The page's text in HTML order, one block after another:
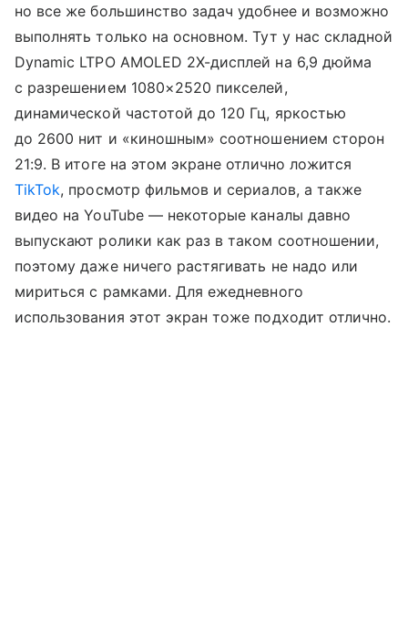
но все же большинство задач удобнее и возможно
выполнять только на основном. Тут у нас складной
Dynamic LTPO AMOLED 2X-дисплей на 6,9 дюйма
с разрешением 1080×2520 пикселей,
динамической частотой до 120 Гц, яркостью
до 2600 нит и «киношным» соотношением сторон
21:9. В итоге на этом экране отлично ложится
TikTok, просмотр фильмов и сериалов, а также
видео на YouTube — некоторые каналы давно
выпускают ролики как раз в таком соотношении,
поэтому даже ничего растягивать не надо или
мириться с рамками. Для ежедневного
использования этот экран тоже подходит отлично.